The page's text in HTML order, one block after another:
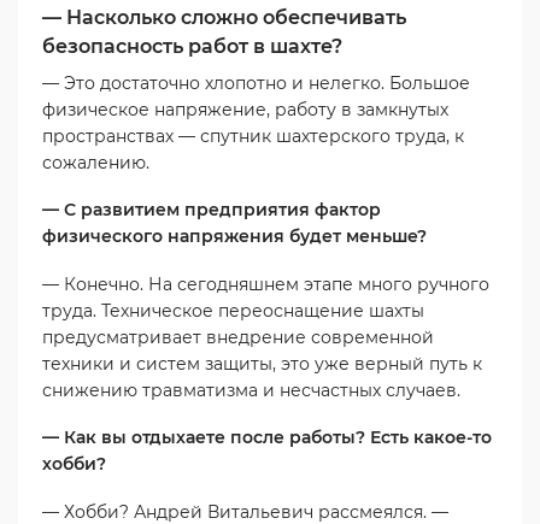
— Насколько сложно обеспечивать
безопасность работ в шахте?
— Это достаточно хлопотно и нелегко. Большое
физическое напряжение, работу в замкнутых
пространствах — спутник шахтерского труда, к
сожалению.
— С развитием предприятия фактор
физического напряжения будет меньше?
— Конечно. На сегодняшнем этапе много ручного
труда. Техническое переоснащение шахты
предусматривает внедрение современной
техники и систем защиты, это уже верный путь к
снижению травматизма и несчастных случаев.
— Как вы отдыхаете после работы? Есть какое-то
хобби?
— Хобби? Андрей Витальевич рассмеялся. —